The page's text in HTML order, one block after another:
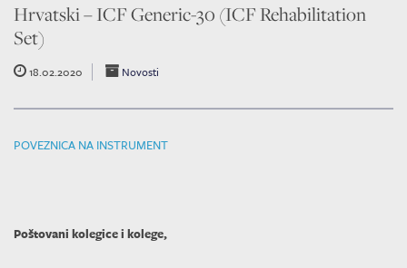
Hrvatski – ICF Generic-30 (ICF Rehabilitation
Set)
18.02.2020 Novosti
POVEZNICA NA INSTRUMENT
Poštovani kolegice i kolege,